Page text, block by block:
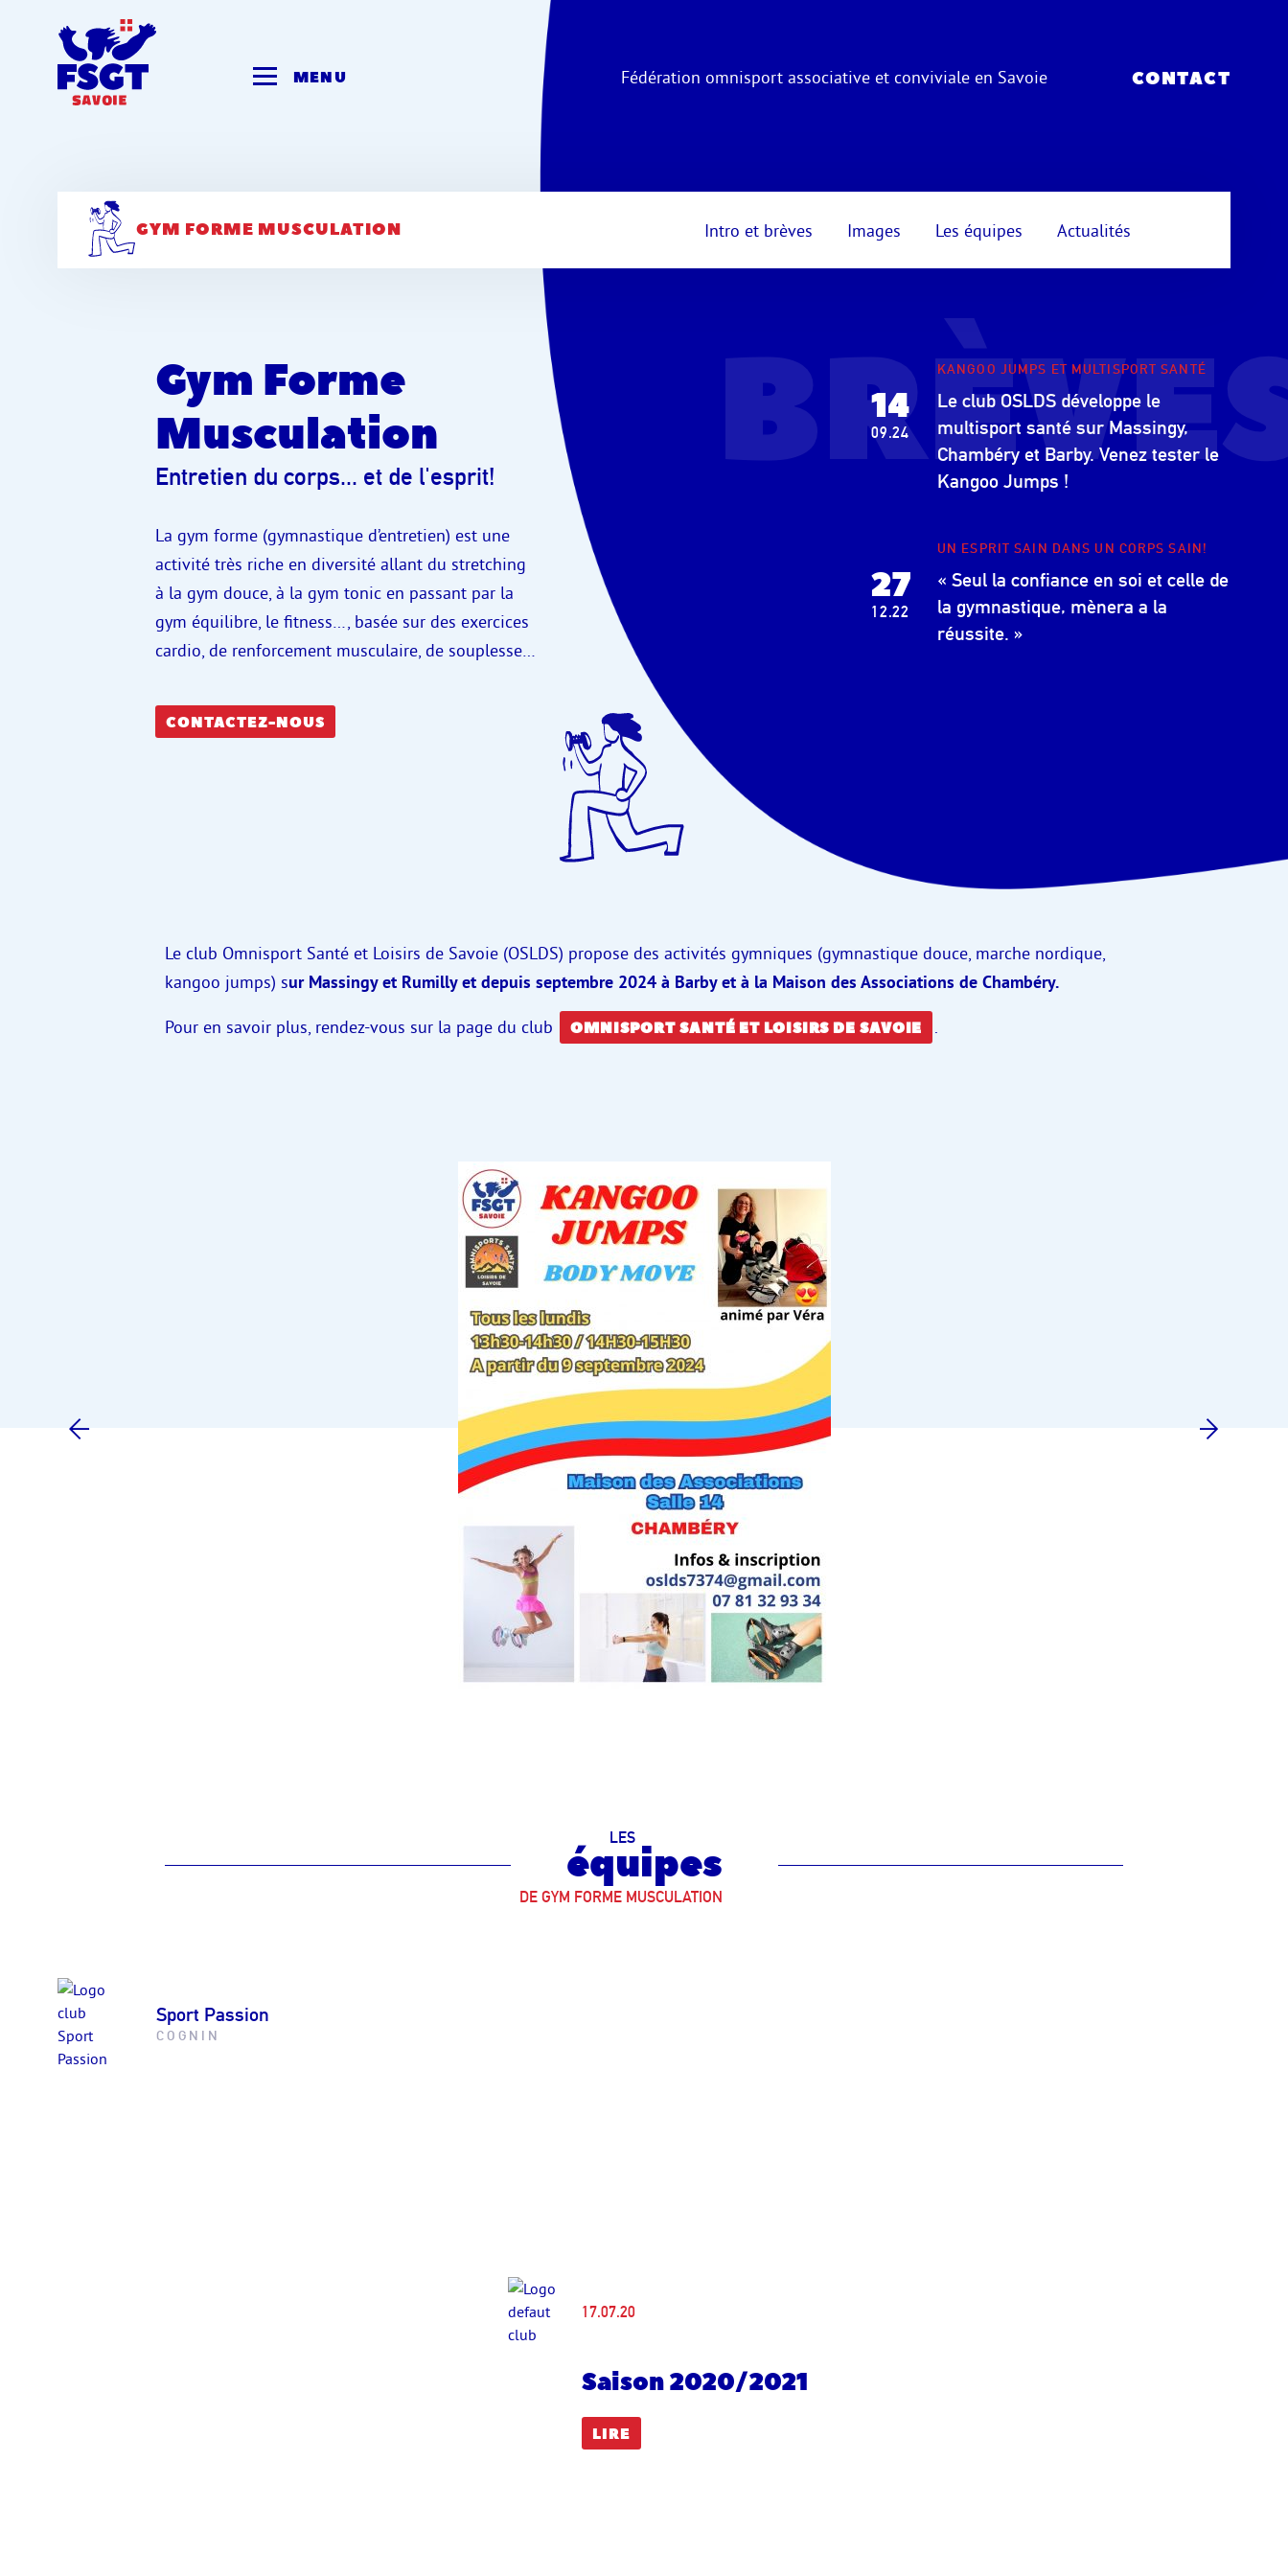
MENU Fédération omnisport associative et conviviale en Savoie CONTACT
GYM FORME MUSCULATION Intro et brèves Images Les équipes Actualités
Gym Forme
Musculation
Entretien du corps... et de l'esprit!
La gym forme (gymnastique d’entretien) est une
activité très riche en diversité allant du stretching
à la gym douce, à la gym tonic en passant par la
gym équilibre, le fitness…, basée sur des exercices
cardio, de renforcement musculaire, de souplesse…
CONTACTEZ-NOUS
14
09.24
KANGOO JUMPS ET MULTISPORT SANTÉ
Le club OSLDS développe le
multisport santé sur Massingy,
Chambéry et Barby. Venez tester le
Kangoo Jumps !
27
12.22
UN ESPRIT SAIN DANS UN CORPS SAIN!
« Seul la confiance en soi et celle de
la gymnastique, mènera a la
réussite. »
Le club Omnisport Santé et Loisirs de Savoie (OSLDS) propose des activités gymniques (gymnastique douce, marche nordique,
kangoo jumps) sur Massingy et Rumilly et depuis septembre 2024 à Barby et à la Maison des Associations de Chambéry.
Pour en savoir plus, rendez-vous sur la page du club OMNISPORT SANTÉ ET LOISIRS DE SAVOIE .
LES
équipes
DE GYM FORME MUSCULATION
Sport Passion
COGNIN
17.07.20
Saison 2020/2021
LIRE